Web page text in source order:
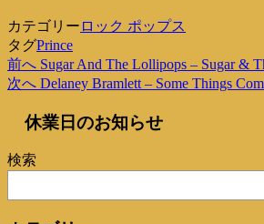
カテゴリー ロック ポップス
タグPrince
投
稿
ナ
ビ
過
去
前へ Sugar And The Lollipops – Sugar &
次
次へ Delaney Bramlett – Some Things
休業日のお知らせ
検索